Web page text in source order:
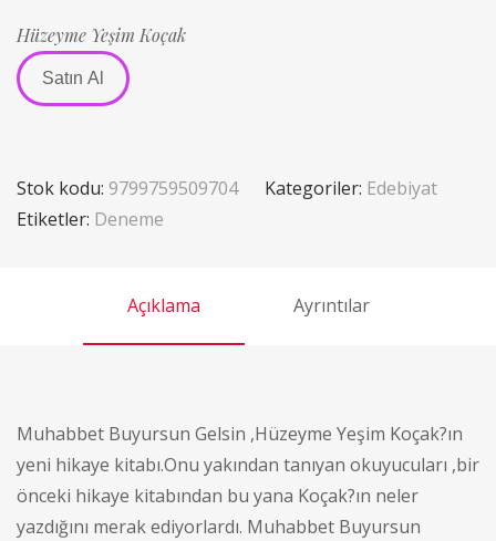
Hüzeyme Yeşim Koçak
Satın Al
Stok kodu: 9799759509704 Kategoriler: Edebiyat
Etiketler: Deneme
Açıklama Ayrıntılar
Muhabbet Buyursun Gelsin ,Hüzeyme Yeşim Koçak?ın
yeni hikaye kitabı.Onu yakından tanıyan okuyucuları ,bir
önceki hikaye kitabından bu yana Koçak?ın neler
yazdığını merak ediyorlardı. Muhabbet Buyursun